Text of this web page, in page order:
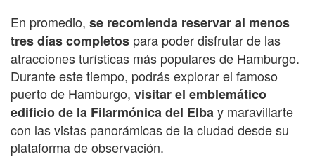
En promedio, se recomienda reservar al menos
tres días completos para poder disfrutar de las
atracciones turísticas más populares de Hamburgo.
Durante este tiempo, podrás explorar el famoso
puerto de Hamburgo, visitar el emblemático
edificio de la Filarmónica del Elbay maravillarte
con las vistas panorámicas de la ciudad desde su
plataforma de observación.